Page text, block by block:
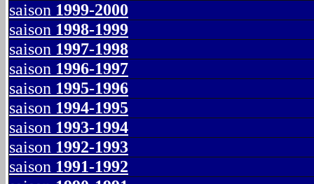
saison 1999-2000
saison 1998-1999
saison 1997-1998
saison 1996-1997
saison 1995-1996
saison 1994-1995
saison 1993-1994
saison 1992-1993
saison 1991-1992